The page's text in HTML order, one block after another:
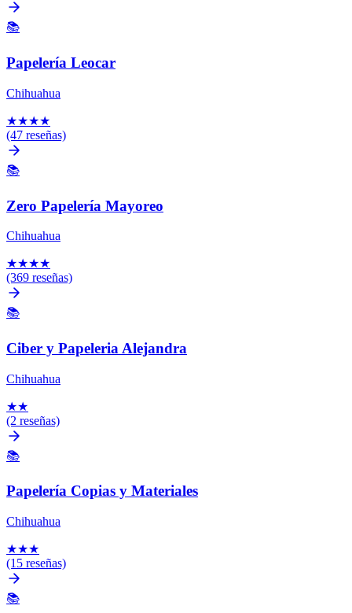
📚
Papelería Leocar
Chihuahua
★★★★
(47 reseñas)
📚
Zero Papelería Mayoreo
Chihuahua
★★★★
(369 reseñas)
📚
Ciber y Papeleria Alejandra
Chihuahua
★★
(2 reseñas)
📚
Papelería Copias y Materiales
Chihuahua
★★★
(15 reseñas)
📚